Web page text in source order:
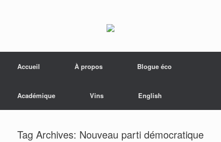
Accueil
À propos Blogue éco
Académique Vins English
Tag Archives: Nouveau parti démocratique